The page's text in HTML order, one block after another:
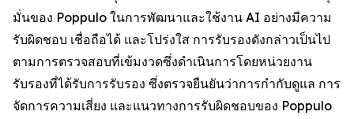
มั่นของ Poppulo ในการพัฒนาและใช้งาน AI อย่างมีความ
รับผิดชอบ เชื่อถือได้ และโปร่งใส การรับรองดังกล่าวเป็นไป
ตามการตรวจสอบที่เข้มงวดซึ่งดำเนินการโดยหน่วยงาน
รับรองที่ได้รับการรับรอง ซึ่งตรวจยืนยันว่าการกำกับดูแล การ
จัดการความเสี่ยง และแนวทางการรับผิดชอบของ Poppulo